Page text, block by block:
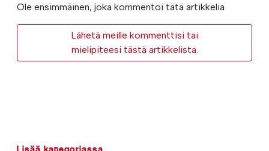
Ole ensimmäinen, joka kommentoi tätä artikkelia
Lähetä meille kommenttisi tai
mielipiteesi tästä artikkelista.